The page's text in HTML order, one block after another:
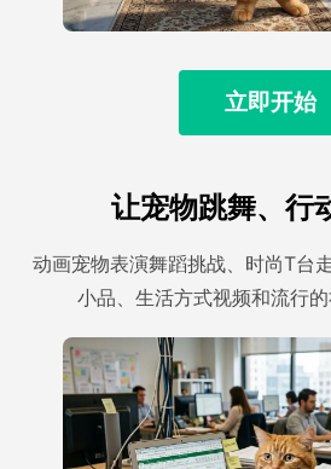
立即开始
让宠物跳舞、行
动画宠物表演舞蹈挑战、时尚T台
小品、生活方式视频和流行的